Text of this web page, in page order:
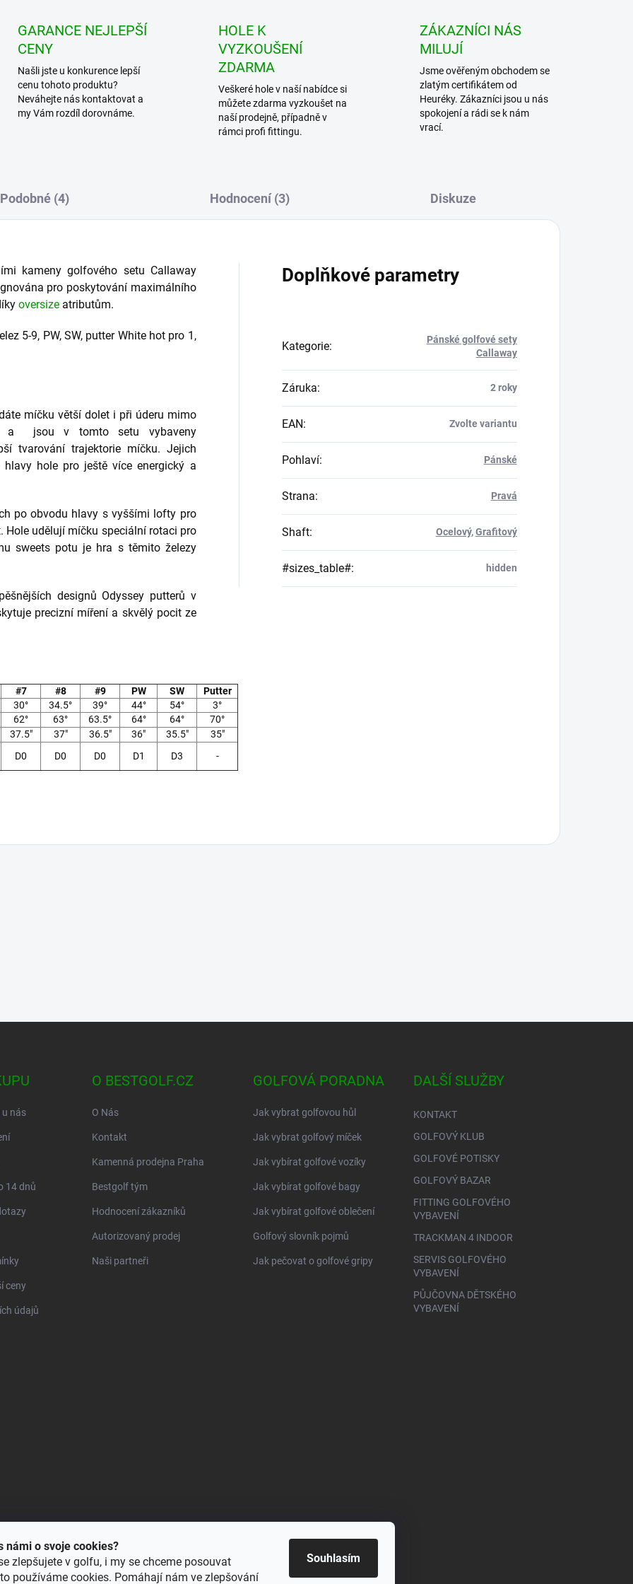
námi o svoje cookies?
zlepšujete v golfu, i my se chceme posouvat
používáme cookies. Pomáhají nám ve zlepšování
Souhlasím
GARANCE NEJLEPŠÍ
CENY
Našli jste u konkurence lepší
cenu tohoto produktu?
Neváhejte nás kontaktovat a
my Vám rozdíl dorovnáme.
HOLE K
VYZKOUŠENÍ
ZDARMA
Veškeré hole v naší nabídce si
můžete zdarma vyzkoušet na
naší prodejně, případně v
rámci profi fittingu.
ZÁKAZNÍCI NÁS
MILUJÍ
Jsme ověřeným obchodem se
zlatým certifikátem od
Heuréky. Zákazníci jsou u nás
spokojení a rádi se k nám
vrací.
Podobné (4) Hodnocení (3) Diskuze
kameny golfového setu Callaway
pro poskytování maximálního
oversize atributům.
5-9, PW, SW, putter White hot pro 1,
míčku větší dolet i při úderu mimo
a jsou v tomto setu vybaveny
tvarování trajektorie míčku. Jejich
hole pro ještě více energický a
po obvodu hlavy s vyššími lofty pro
udělují míčku speciální rotaci pro
sweets potu je hra s těmito železy
designů Odyssey putterů v
precizní míření a skvělý pocit ze
#7 #8 #9 PW SW
Putter
30° 34.5° 39° 44° 54°
3°
62° 63° 63.5° 64° 64°
70°
37.5" 37" 36.5" 36" 35.5"
35"
D0 D0 D0 D1 D3 -
Doplňkové parametry
Kategorie:
Pánské golfové sety
Callaway
Záruka: 2 roky
EAN: Zvolte variantu
Pohlaví: Pánské
Strana: Pravá
Shaft: Ocelový,Grafitový
#sizes_table#: hidden
nás
14 dnů
ceny
údajů
O BESTGOLF.CZ
O Nás
Kontakt
Kamenná prodejna Praha
Bestgolf tým
Hodnocení zákazníků
Autorizovaný prodej
Naši partneři
GOLFOVÁ PORADNA
Jak vybrat golfovou hůl
Jak vybrat golfový míček
Jak vybírat golfové vozíky
Jak vybírat golfové bagy
Jak vybírat golfové oblečení
Golfový slovník pojmů
Jak pečovat o golfové gripy
DALŠÍ SLUŽBY
KONTAKT
GOLFOVÝ KLUB
GOLFOVÉ POTISKY
GOLFOVÝ BAZAR
FITTING GOLFOVÉHO
VYBAVENÍ
TRACKMAN 4 INDOOR
SERVIS GOLFOVÉHO
VYBAVENÍ
PŮJČOVNA DĚTSKÉHO
VYBAVENÍ